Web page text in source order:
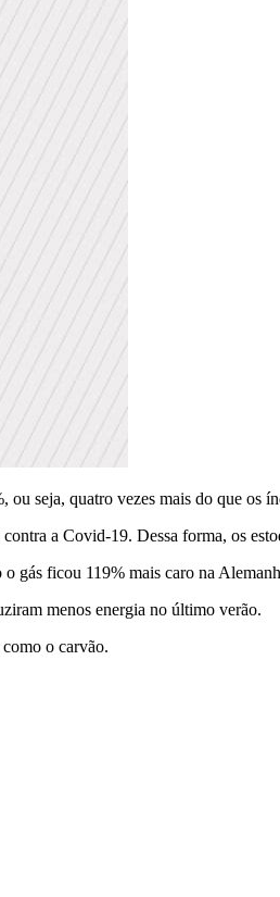
seja, quatro vezes mais do que os
a Covid-19. Dessa forma, os
gás ficou 119% mais caro na
menos energia no último verão.
o carvão.